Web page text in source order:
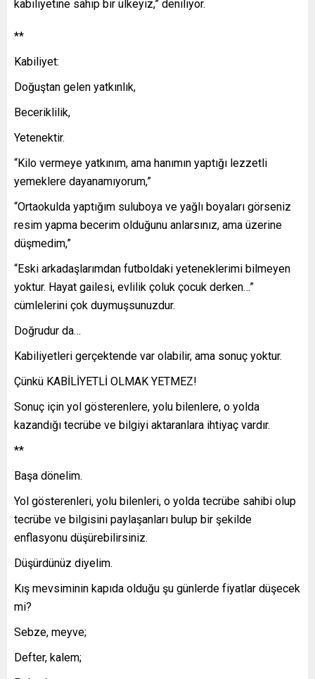
kabiliyetine sahip bir ülkeyiz,” deniliyor.
**
Kabiliyet:
Doğuştan gelen yatkınlık,
Beceriklilik,
Yetenektir.
“Kilo vermeye yatkınım, ama hanımın yaptığı lezzetli
yemeklere dayanamıyorum,”
“Ortaokulda yaptığım suluboya ve yağlı boyaları görseniz
resim yapma becerim olduğunu anlarsınız, ama üzerine
düşmedim,”
“Eski arkadaşlarımdan futboldaki yeteneklerimi bilmeyen
yoktur. Hayat gailesi, evlilik çoluk çocuk derken…”
cümlelerini çok duymuşsunuzdur.
Doğrudur da…
Kabiliyetleri gerçektende var olabilir, ama sonuç yoktur.
Çünkü KABİLİYETLİ OLMAK YETMEZ!
Sonuç için yol gösterenlere, yolu bilenlere, o yolda
kazandığı tecrübe ve bilgiyi aktaranlara ihtiyaç vardır.
**
Başa dönelim.
Yol gösterenleri, yolu bilenleri, o yolda tecrübe sahibi olup
tecrübe ve bilgisini paylaşanları bulup bir şekilde
enflasyonu düşürebilirsiniz.
Düşürdünüz diyelim.
Kış mevsiminin kapıda olduğu şu günlerde fiyatlar düşecek
mi?
Sebze, meyve;
Defter, kalem;